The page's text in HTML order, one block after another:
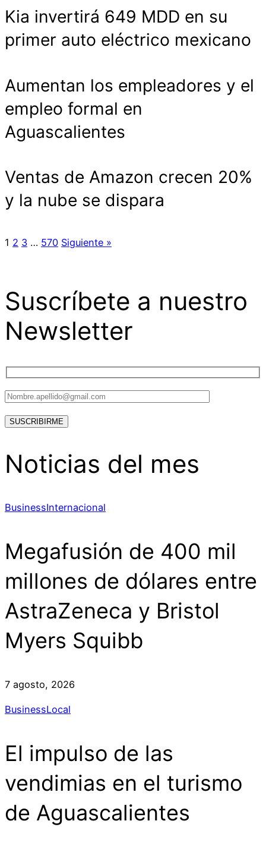
Kia invertirá 649 MDD en su
primer auto eléctrico mexicano
Aumentan los empleadores y el
empleo formal en
Aguascalientes
Ventas de Amazon crecen 20%
y la nube se dispara
1 2 3 … 570 Siguiente »
Suscríbete a nuestro
Newsletter
Noticias del mes
BusinessInternacional
Megafusión de 400 mil
millones de dólares entre
AstraZeneca y Bristol
Myers Squibb
7 agosto, 2026
BusinessLocal
El impulso de las
vendimias en el turismo
de Aguascalientes